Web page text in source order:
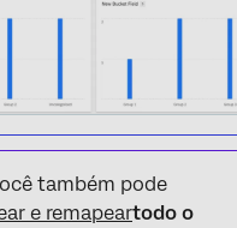
também pode
e remapeartodo o